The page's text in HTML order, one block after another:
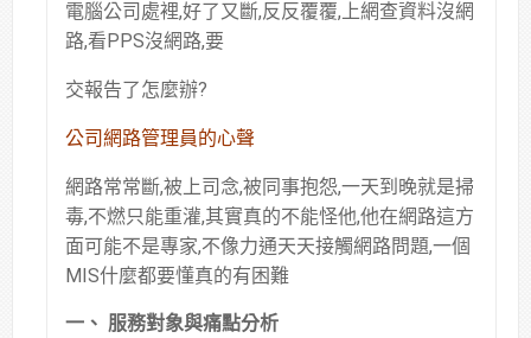
電腦公司處裡,好了又斷,反反覆覆,上網查資料沒網
路,看PPS沒網路,要
交報告了怎麼辦?
公司網路管理員的心聲
網路常常斷,被上司念,被同事抱怨,一天到晚就是掃
毒,不燃只能重灌,其實真的不能怪他,他在網路這方
面可能不是專家,不像力通天天接觸網路問題,一個
MIS什麼都要懂真的有困難
一、 服務對象與痛點分析